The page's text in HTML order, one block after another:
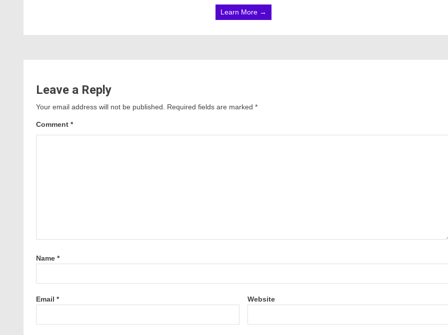
Learn More →
Leave a Reply
Your email address will not be published. Required fields are marked *
Comment *
Name *
Email * Website